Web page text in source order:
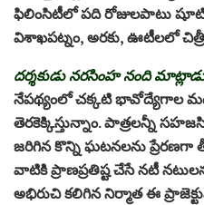
ఫిలింసిటీలో పది రోజులపాటు
విశాఖపట్నం, అరకు, ఊటీలలో
దర్శకుడు నరసింహ నంది
నేపథ్యంలో చక్కటి భావోద్యేగాల
తెరకెక్కిస్తున్నాం. పాత్రలన్నీ
జరిగిన కొన్ని ఘటనలను ప్రేరణగా
వాటికి ప్రాణప్రతిష్ట చేసే నటీ
అభిరుచి కలిగిన నిర్మాత ఈ